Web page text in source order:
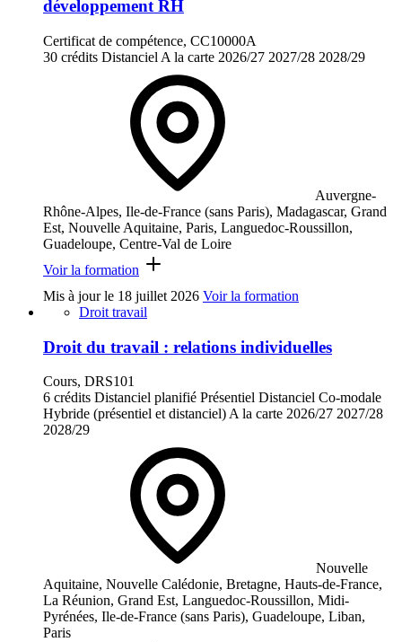
développement RH
Certificat de compétence, CC10000A
30 crédits Distanciel A la carte 2026/27 2027/28 2028/29
Auvergne-
Rhône-Alpes, Ile-de-France (sans Paris), Madagascar, Grand
Est, Nouvelle Aquitaine, Paris, Languedoc-Roussillon,
Guadeloupe, Centre-Val de Loire
Voir la formation
Mis à jour le 18 juillet 2026 Voir la formation
Droit travail
Droit du travail : relations individuelles
Cours, DRS101
6 crédits Distanciel planifié Présentiel Distanciel Co-modale
Hybride (présentiel et distanciel)A la carte 2026/27 2027/28
2028/29
Nouvelle
Aquitaine, Nouvelle Calédonie, Bretagne, Hauts-de-France,
La Réunion, Grand Est, Languedoc-Roussillon, Midi-
Pyrénées, Ile-de-France (sans Paris), Guadeloupe, Liban,
Paris